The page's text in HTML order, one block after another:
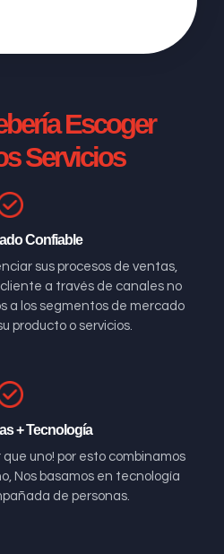
Escoger
Servicios
Confiable
sus procesos de ventas,
a través de canales no
a los segmentos de mercado
producto o servicios.
+ Tecnología
que uno! por esto combinamos
Nos basamos en tecnología
de personas.